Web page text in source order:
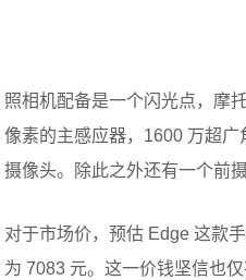
照相机配备是一个闪光点，摩
像素的主感应器，1600 万超
摄像头。除此之外还有一个前
对于市场价，预估 Edge 这款
为 7083 元。这一价钱坚信也